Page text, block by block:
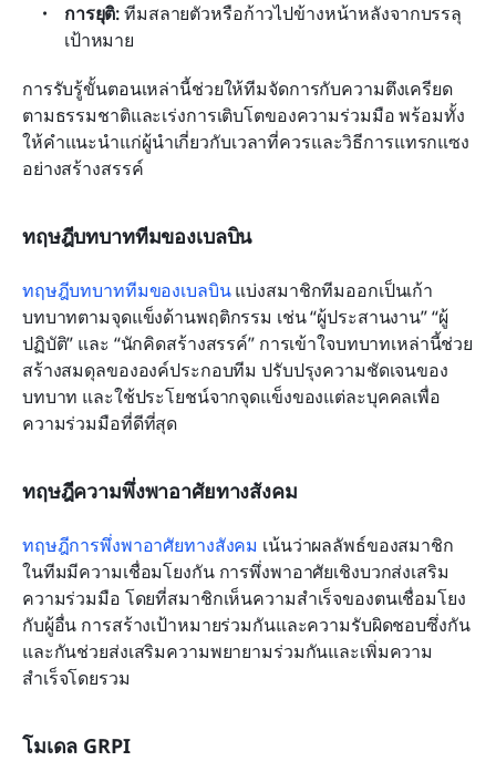
การยุติ: ทีมสลายตัวหรือก้าวไปข้างหน้าหลังจากบรรลุ
เป้าหมาย
การรับรู้ขั้นตอนเหล่านี้ช่วยให้ทีมจัดการกับความตึงเครียด
ตามธรรมชาติและเร่งการเติบโตของความร่วมมือ พร้อมทั้ง
ให้คำแนะนำแก่ผู้นำเกี่ยวกับเวลาที่ควรและวิธีการแทรกแซง
อย่างสร้างสรรค์
ทฤษฎีบทบาททีมของเบลบิน
ทฤษฎีบทบาททีมของเบลบิน แบ่งสมาชิกทีมออกเป็นเก้า
บทบาทตามจุดแข็งด้านพฤติกรรม เช่น “ผู้ประสานงาน” “ผู้
ปฏิบัติ” และ “นักคิดสร้างสรรค์” การเข้าใจบทบาทเหล่านี้ช่วย
สร้างสมดุลขององค์ประกอบทีม ปรับปรุงความชัดเจนของ
บทบาท และใช้ประโยชน์จากจุดแข็งของแต่ละบุคคลเพื่อ
ความร่วมมือที่ดีที่สุด
ทฤษฎีความพึ่งพาอาศัยทางสังคม
ทฤษฎีการพึ่งพาอาศัยทางสังคม เน้นว่าผลลัพธ์ของสมาชิก
ในทีมมีความเชื่อมโยงกัน การพึ่งพาอาศัยเชิงบวกส่งเสริม
ความร่วมมือ โดยที่สมาชิกเห็นความสำเร็จของตนเชื่อมโยง
กับผู้อื่น การสร้างเป้าหมายร่วมกันและความรับผิดชอบซึ่งกัน
และกันช่วยส่งเสริมความพยายามร่วมกันและเพิ่มความ
สำเร็จโดยรวม
โมเดล GRPI